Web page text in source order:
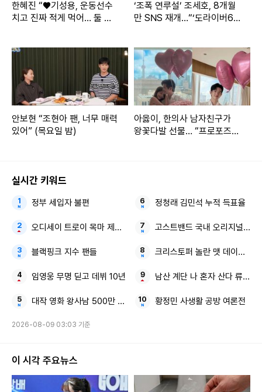
한혜진 “♥기성용, 운동선수
치고 진짜 적게 먹어… 둘 다
‘조폭 연루설’ 조세호, 8개월
만 SNS 재개…“‘도라이버6’,
안보현 “조현아 팬, 너무 매력
있어” (목요일 밤)
아옳이, 한의사 남자친구가
왕꽃다발 선물… “프로포즈는
실시간 키워드
정부 세입자 불편
오디세이 트로이 목마 제작 이모저모
블랙핑크 지수 팬들
임영웅 무명 딛고 데뷔 10년
대작 영화 왕사남 500만 관객
정청래 김민석 누적 득표율
고스트밴드 국내 오리지널 창
크리스토퍼 놀란 맷 데이먼 韓
남산 계단 나 혼자 산다 류혜영
황정민 사생활 공방 여론전
2026-08-09 03:03 기준
이 시각 주요뉴스